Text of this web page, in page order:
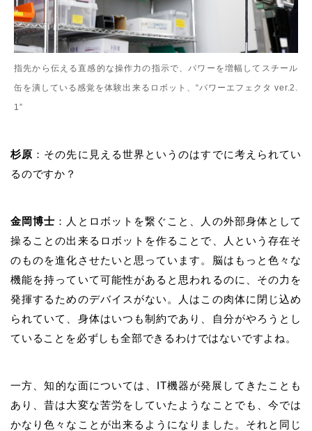
指先から伝える直感的な操作力の指示で、パワーを増幅してスチール
缶を潰している感覚を体験出来るロボット、 “パワーエフェクタ ver.2.
1”
杉原 ：その先に見える世界というのはすでに考えられてい
るのですか？
金岡博士 ： 人とロボットを繋ぐこと、人の外部身体として
操ることの出来るロボットを作ることで、人という存在そ
のものを進化させたいと思っています。脳はもっと色々な
機能を持っていて可能性があると思われるのに、その力を
発揮するためのデバイスがない。人はこの肉体に閉じ込め
られていて、身体はいつも制約であり、自分がやろうとし
ていることを必ずしも全部できるわけではないですよね。
一方、知的な面については、 IT機器が発展してきたことも
あり、昔は大変な苦労をしていたようなことでも、今では
かなり色々なことが出来るようになりました。それと同じ